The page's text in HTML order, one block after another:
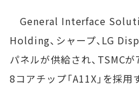
General Interface
Holding、シャープ、LG
パネルが供給され、TSMC
8コアチップ「A11X」を採用